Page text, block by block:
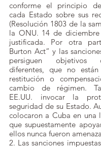
conforme el principio
cada Estado sobre sus
(Resolución 1803 de la
la ONU. 14 de
justificada. Por otra
Burton Act” y las
persiguen objetivos
diferentes, que no
restitución o
cambio de régimen.
EE.UU. invocar la
seguridad de su Estado.
colocaron a Cuba en una
que supuestamente
ellos nunca fueron
2. Las sanciones